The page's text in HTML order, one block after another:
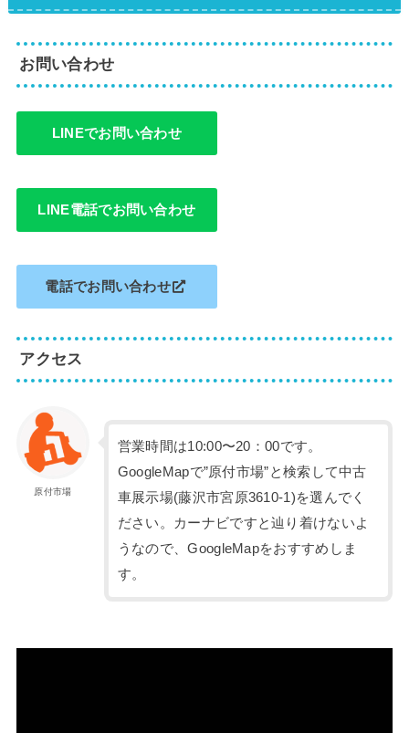
お問い合わせ
LINEでお問い合わせ
LINE電話でお問い合わせ
電話でお問い合わせ
アクセス
原付市場
営業時間は10:00〜20：00です。
GoogleMapで”原付市場”と検索して中古
車展示場(藤沢市宮原3610-1)を選んでく
ださい。カーナビですと辿り着けないよ
うなので、GoogleMapをおすすめしま
す。